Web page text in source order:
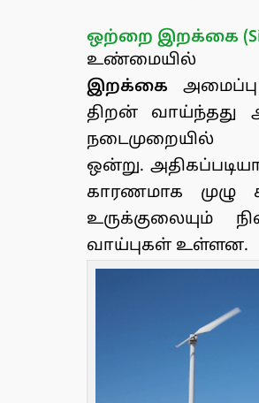
ஒற்றை இறக்கை
இறக்கை
திறன்
நடைமுறையில்
ஒன்று.
காரணமாக முழு
உருக்குலையும்
வாய்புகள் உள்ளன.